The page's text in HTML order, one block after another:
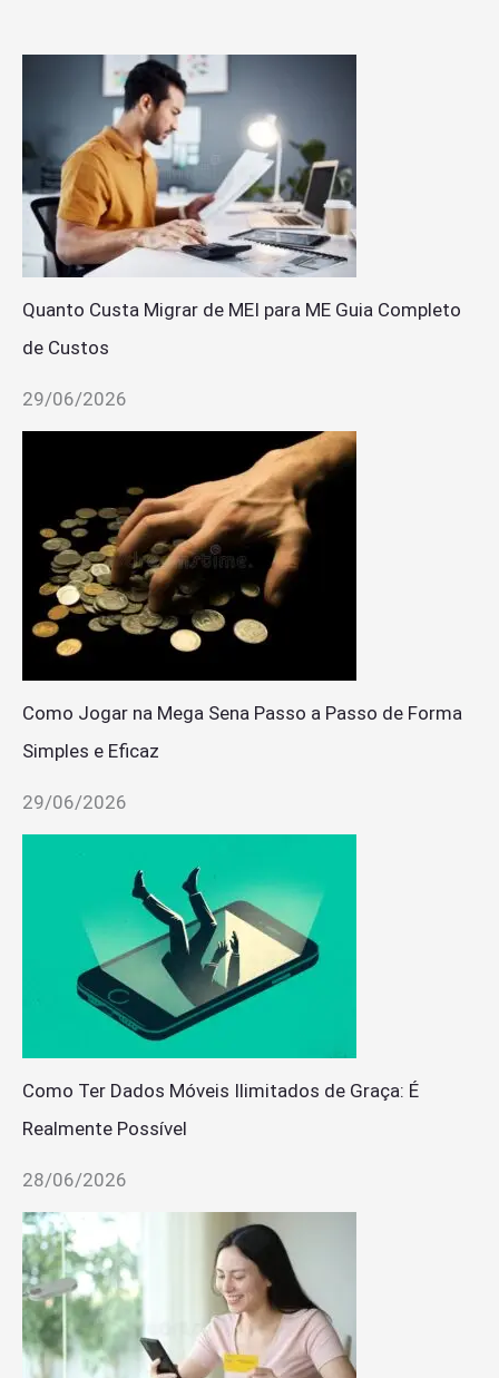
Quanto Custa Migrar de MEI para ME Guia Completo
de Custos
29/06/2026
Como Jogar na Mega Sena Passo a Passo de Forma
Simples e Eficaz
29/06/2026
Como Ter Dados Móveis Ilimitados de Graça: É
Realmente Possível
28/06/2026